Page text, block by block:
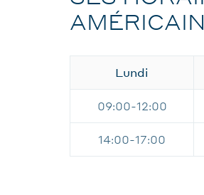
Lundi
09:00-12:00
14:00-17:00